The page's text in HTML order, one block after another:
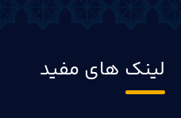
لینک های مفید